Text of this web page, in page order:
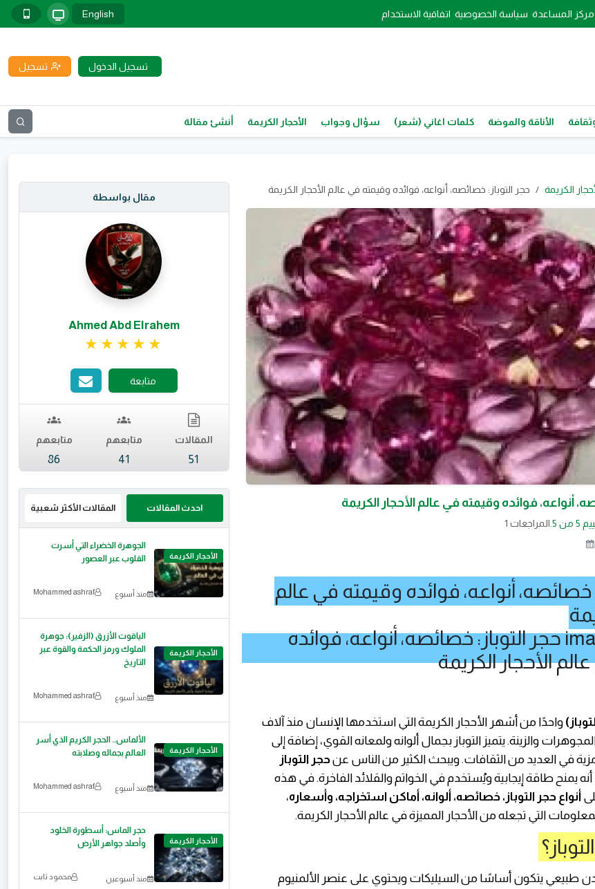
مركز المساعدة سياسة الخصوصية اتفاقية الاستخدام English
تسجيل الدخول تسجيل
الأناقة والموضة كلمات اغاني (شعر) سؤال وجواب الأحجار الكريمة أنشئ مقالة
الكريمة حجر التوباز: خصائصه، أنواعه، فوائده وقيمته في عالم الأحجار الكريمة
أنواعه، فوائده وقيمته في عالم الأحجار الكريمة
من 5.
1 المراجعات
خصائصه، أنواعه، فوائده وقيمته في عالم
واحدًا من أشهر الأحجار الكريمة التي استخدمها الإنسان منذ آلاف
والزينة. يتميز التوباز بجمال ألوانه ولمعانه القوي، إضافة إلى
في العديد من الثقافات. ويبحث الكثير من الناس عنحجر التوباز
أنه يمنح طاقة إيجابية ويُستخدم في الخواتم والقلائد الفاخرة. في هذه
أنواع حجر التوباز، خصائصه، ألوانه، أماكن استخراجه، وأسعاره،
التي تجعله من الأحجار المميزة في عالم الأحجار الكريمة.
طبيعي يتكون أساسًا من السيليكات ويحتوي على عنصر الألمنيوم
مقال بواسطة
Ahmed Abd Elrahem
تقييم 4.98 من 5.
متابعة
المقالات
51
متابعهم
41
متابعهم
86
احدث المقالات المقالات الأكثر شعبية
الأحجار الكريمة
الجوهرة الخضراء التي أسرت
القلوب عبر العصور
منذ أسبوع Mohammed ashraf
الأحجار الكريمة
الياقوت الأزرق (الزفير): جوهرة
الملوك ورمز الحكمة والقوة عبر
التاريخ
منذ أسبوع Mohammed ashraf
الأحجار الكريمة
الألماس.. الحجر الكريم الذي أسر
العالم بجماله وصلابته
منذ أسبوع Mohammed ashraf
الأحجار الكريمة
حجر الماس: أسطورة الخلود
وأصلد جواهر الأرض
منذ أسبوعين محمود ثابت